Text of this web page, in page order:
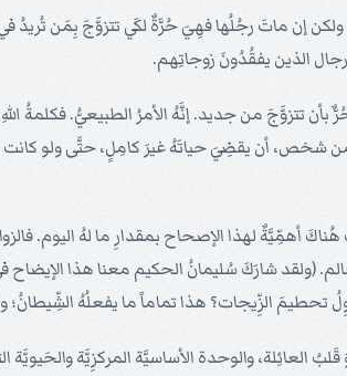
ولكن إن ماتَ رجُلُها فهِيَ حُرَّةٌ لكَي تتزوَّجَ بِمَن
تتزوَّجَ من جديد. إنَّهُ الأمرُ الطبيعيُّ. فكلمةُ
شخص، أن يقضِيَ حياتَهُ غيرَ كامِلٍ، حتَّى ولو كانت
أهمِّيَّةٌ لهذا الإصحاح بمقدارِ ما لهُ اليوم.
الزِّيجات؟ هذا تماماً ما يفعلُهُ الشِّيطانُ؛
العائِلة، والوحدة الأساسيَّة المركزِيَّة والحَيويَّة